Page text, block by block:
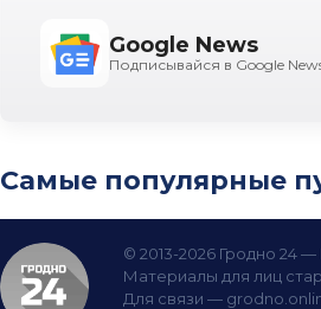
Google News
Подписывайся в Google
Самые популярные
© 2013-2026 Гродно 24
Материалы для лиц
Для связи —